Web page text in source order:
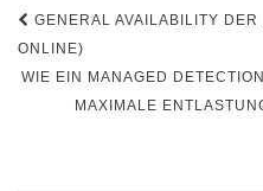
GENERAL AVAILABILITY DER
ONLINE)
WIE EIN MANAGED
MAXIMALE